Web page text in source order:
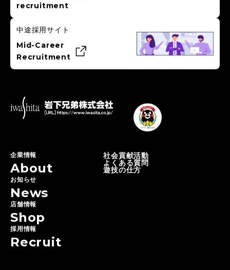
recruitment
中途採用サイト
Mid-Career
Recruitment
企業情報
About
お知らせ
News
店舗情報
Shop
採用情報
Recruit
社会貢献活動
よくある質問
遊技の仕方